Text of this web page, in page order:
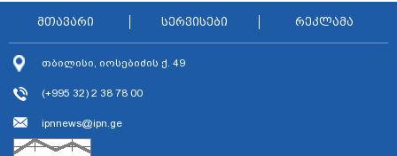
მთავარი სერვისები რეკლამა
თბილისი, იოსებიძის ქ. 49
(+995 32) 2 38 78 00
ipnnews@ipn.ge